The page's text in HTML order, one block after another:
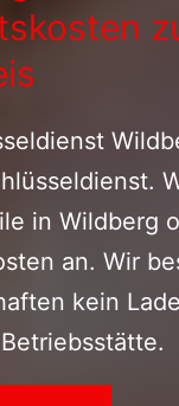
in Wildberg
an. Wir
kein